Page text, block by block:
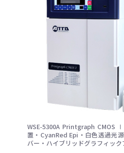
WSE-5300A Printgraph
置・CyanRed Epi・白色透過光
バー・ハイブリッドグラフィック